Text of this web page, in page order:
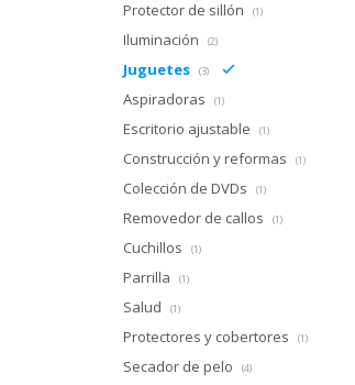
Protector de sillón (1)
Iluminación (2)
Juguetes (3)
Aspiradoras (1)
Escritorio ajustable (1)
Construcción y reformas (1)
Colección de DVDs (1)
Removedor de callos (1)
Cuchillos (1)
Parrilla (1)
Salud (1)
Protectores y cobertores (1)
Secador de pelo (4)